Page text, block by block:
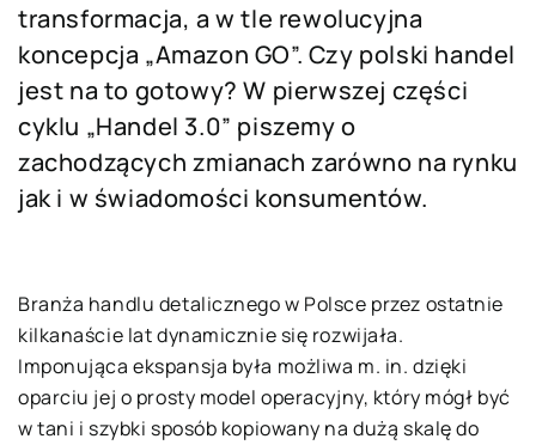
transformacja, a w tle rewolucyjna
koncepcja „Amazon GO”. Czy polski handel
jest na to gotowy? W pierwszej części
cyklu „Handel 3.0” piszemy o
zachodzących zmianach zarówno na rynku
jak i w świadomości konsumentów.
Branża handlu detalicznego w Polsce przez ostatnie
kilkanaście lat dynamicznie się rozwijała.
Imponująca ekspansja była możliwa m. in. dzięki
oparciu jej o prosty model operacyjny, który mógł być
w tani i szybki sposób kopiowany na dużą skalę do